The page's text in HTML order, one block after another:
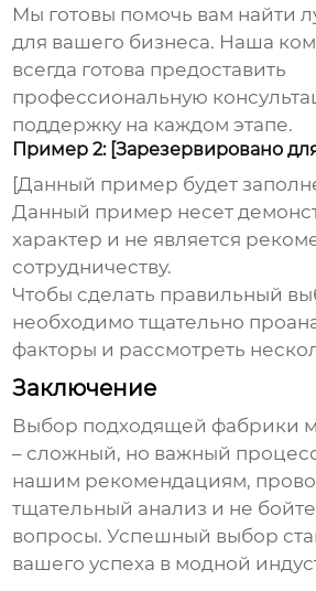
Мы готовы помочь вам найти
для вашего бизнеса. Наша
всегда готова предоставить
профессиональную
поддержку на каждом этапе.
Пример 2: [Зарезервировано
[Данный пример будет
Данный пример несет
характер и не является
сотрудничеству.
Чтобы сделать правильный
необходимо тщательно
факторы и рассмотреть
Заключение
Выбор подходящей фабрики
– сложный, но важный
нашим рекомендациям,
тщательный анализ и не
вопросы. Успешный выбор
вашего успеха в модной